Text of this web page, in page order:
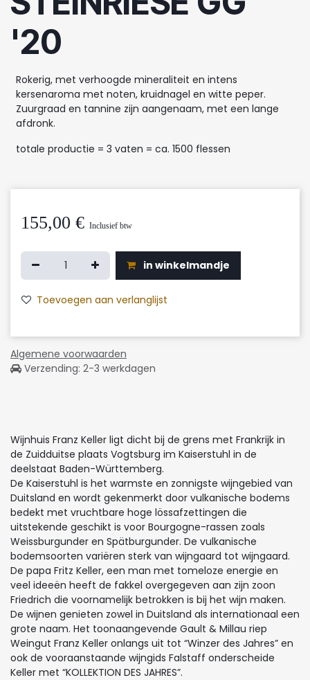
'20
Rokerig, met verhoogde mineraliteit en intens
kersenaroma met noten, kruidnagel en witte peper.
Zuurgraad en tannine zijn aangenaam, met een lange
afdronk.
totale productie = 3 vaten = ca. 1500 flessen
155,00 € Inclusief btw
in winkelmandje
Toevoegen aan verlanglijst
Algemene voorwaarden
Verzending: 2-3 werkdagen
Wijnhuis Franz Keller ligt dicht bij de grens met Frankrijk in
de Zuidduitse plaats Vogtsburg im Kaiserstuhl in de
deelstaat Baden-Württemberg.
De Kaiserstuhl is het warmste en zonnigste wijngebied van
Duitsland en wordt gekenmerkt door vulkanische bodems
bedekt met vruchtbare hoge lössafzettingen die
uitstekende geschikt is voor Bourgogne-rassen zoals
Weissburgunder en Spätburgunder. De vulkanische
bodemsoorten variëren sterk van wijngaard tot wijngaard.
De papa Fritz Keller, een man met tomeloze energie en
veel ideeën heeft de fakkel overgegeven aan zijn zoon
Friedrich die voornamelijk betrokken is bij het wijn maken.
De wijnen genieten zowel in Duitsland als internationaal een
grote naam. Het toonaangevende Gault & Millau riep
Weingut Franz Keller onlangs uit tot “Winzer des Jahres” en
ook de vooraanstaande wijngids Falstaff onderscheide
Keller met “KOLLEKTION DES JAHRES”.